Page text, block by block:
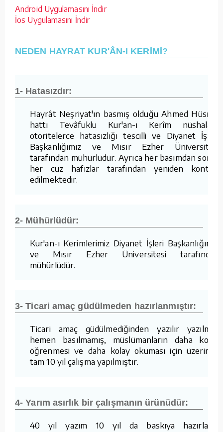
Android Uygulamasını İndir
İos Uygulamasını İndir
NEDEN HAYRAT KUR'ÂN-I KERİMİ?
1- Hatasızdır:
Hayrât Neşriyat'ın basmış olduğu Ahmed Hüsrev
hattı Tevâfuklu Kur'an-ı Kerîm nüshaları,
otoritelerce hatasızlığı tescilli ve Diyanet İşleri
Başkanlığımız ve Mısır Ezher Üniversitesi
tarafından mühürlüdür. Ayrıca her basımdan sonra
her cüz hafızlar tarafından yeniden kontrol
edilmektedir.
2- Mühürlüdür:
Kur'an-ı Kerimlerimiz Diyanet İşleri Başkanlığımız
ve Mısır Ezher Üniversitesi tarafından
mühürlüdür.
3- Ticari amaç güdülmeden hazırlanmıştır:
Ticari amaç güdülmediğinden yazılır yazılmaz
hemen basılmamış, müslümanların daha kolay
öğrenmesi ve daha kolay okuması için üzerinde
tam 10 yıl çalışma yapılmıştır.
4- Yarım asırlık bir çalışmanın ürünüdür:
40 yıl yazım 10 yıl da baskıya hazırlama